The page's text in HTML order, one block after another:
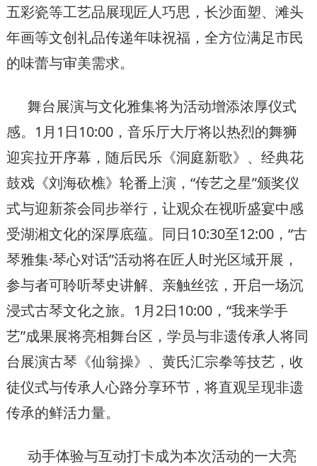
五彩瓷等工艺品展现匠人巧思，长沙面塑、滩头
年画等文创礼品传递年味祝福，全方位满足市民
的味蕾与审美需求。
舞台展演与文化雅集将为活动增添浓厚仪式
感。1月1日10:00，音乐厅大厅将以热烈的舞狮
迎宾拉开序幕，随后民乐《洞庭新歌》、经典花
鼓戏《刘海砍樵》轮番上演，“传艺之星”颁奖仪
式与迎新茶会同步举行，让观众在视听盛宴中感
受湖湘文化的深厚底蕴。同日10:30至12:00，“古
琴雅集·琴心对话”活动将在匠人时光区域开展，
参与者可聆听琴史讲解、亲触丝弦，开启一场沉
浸式古琴文化之旅。1月2日10:00，“我来学手
艺”成果展将亮相舞台区，学员与非遗传承人将同
台展演古琴《仙翁操》、黄氏汇宗拳等技艺，收
徒仪式与传承人心路分享环节，将直观呈现非遗
传承的鲜活力量。
动手体验与互动打卡成为本次活动的一大亮